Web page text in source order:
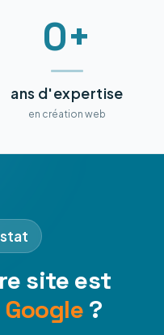
0+
ans d'expertise
en création web
site est
?